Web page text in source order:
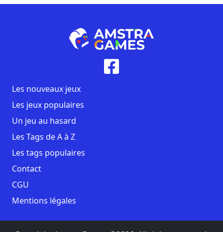
Les nouveaux jeux
Les jeux populaires
Un jeu au hasard
Les Tags de A à Z
Les tags populaires
Contact
CGU
Mentions légales